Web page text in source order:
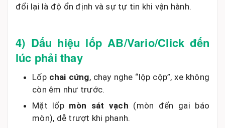
đổi lại là độ ổn định và sự tự tin khi vận hành.
4) Dấu hiệu lốp AB/Vario/Click đến
lúc phải thay
Lốp chai cứng, chạy nghe “lộp cộp”, xe không
còn êm như trước.
Mặt lốp mòn sát vạch (mòn đến gai báo
mòn), dễ trượt khi phanh.